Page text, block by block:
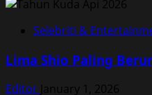
Selebriti &
Lima Shio Paling
Editor January 1, 2026